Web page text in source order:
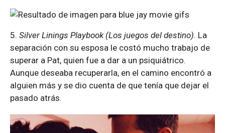
5. Silver Linings Playbook (Los juegos del destino). La
separación con su esposa le costó mucho trabajo de
superar a Pat, quien fue a dar a un psiquiátrico.
Aunque deseaba recuperarla, en el camino encontró a
alguien más y se dio cuenta de que tenía que dejar el
pasado atrás.